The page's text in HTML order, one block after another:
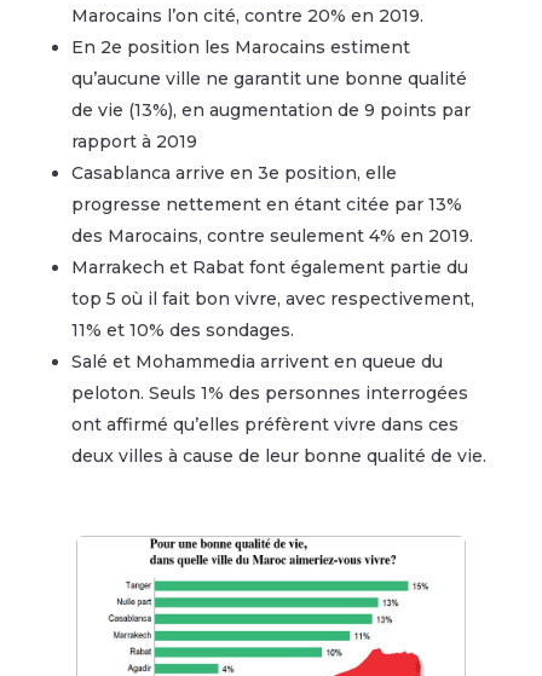
Marocains l’on cité, contre 20% en 2019.
En 2e position les Marocains estiment
qu’aucune ville ne garantit une bonne qualité
de vie (13%), en augmentation de 9 points par
rapport à 2019
Casablanca arrive en 3e position, elle
progresse nettement en étant citée par 13%
des Marocains, contre seulement 4% en 2019.
Marrakech et Rabat font également partie du
top 5 où il fait bon vivre, avec respectivement,
11% et 10% des sondages.
Salé et Mohammedia arrivent en queue du
peloton. Seuls 1% des personnes interrogées
ont affirmé qu’elles préfèrent vivre dans ces
deux villes à cause de leur bonne qualité de vie.